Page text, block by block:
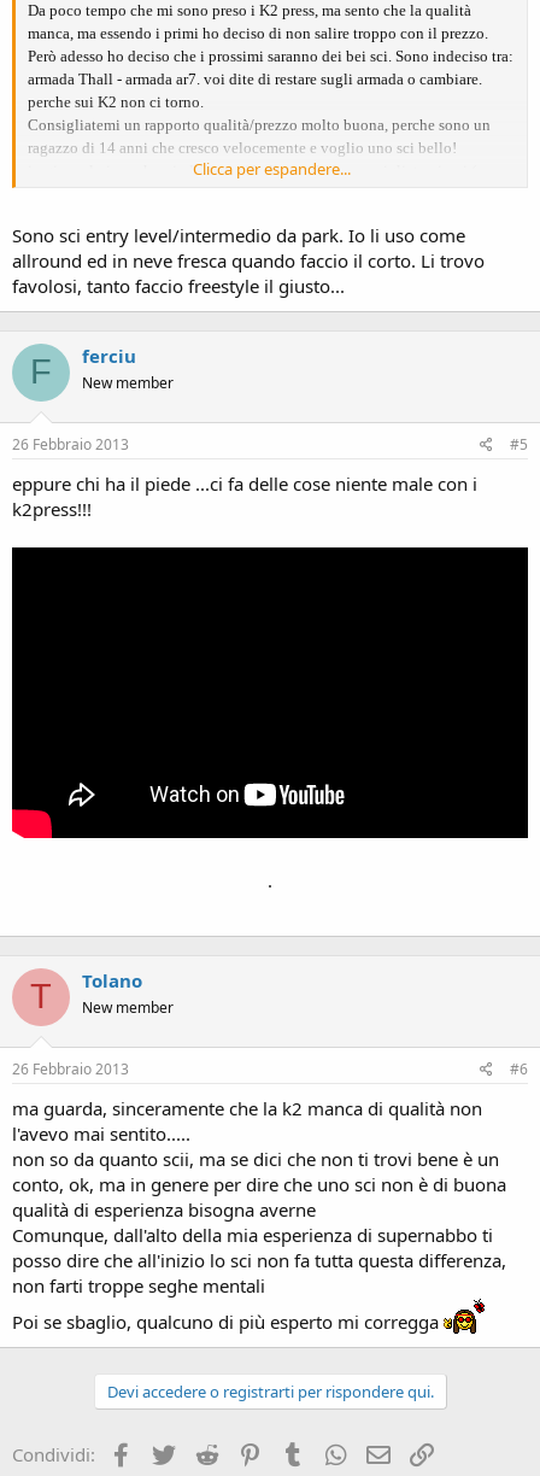
Da poco tempo che mi sono preso i K2 press, ma sento che la qualità
manca, ma essendo i primi ho deciso di non salire troppo con il prezzo.
Però adesso ho deciso che i prossimi saranno dei bei sci. Sono indeciso tra:
armada Thall - armada ar7. voi dite di restare sugli armada o cambiare.
perche sui K2 non ci torno.
Consigliatemi un rapporto qualità/prezzo molto buona, perche sono un
ragazzo di 14 anni che cresco velocemente e voglio uno sci bello!
io giro solo in park quindi uno sci bello morbido. consigliatemi voi (se
Clicca per espandere...
Sono sci entry level/intermedio da park. Io li uso come
allround ed in neve fresca quando faccio il corto. Li trovo
favolosi, tanto faccio freestyle il giusto...
F ferciu
New member
26 Febbraio 2013 #5
eppure chi ha il piede ...ci fa delle cose niente male con i
k2press!!!
.
T Tolano
New member
26 Febbraio 2013 #6
ma guarda, sinceramente che la k2 manca di qualità non
l'avevo mai sentito.....
non so da quanto scii, ma se dici che non ti trovi bene è un
conto, ok, ma in genere per dire che uno sci non è di buona
qualità di esperienza bisogna averne
Comunque, dall'alto della mia esperienza di supernabbo ti
posso dire che all'inizio lo sci non fa tutta questa differenza,
non farti troppe seghe mentali
Poi se sbaglio, qualcuno di più esperto mi corregga
Devi accedere o registrarti per rispondere qui.
Condividi: Facebook
Twitter Reddit PinterestTumblrWhatsApp
Email